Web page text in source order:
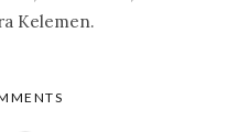
Kelemen.